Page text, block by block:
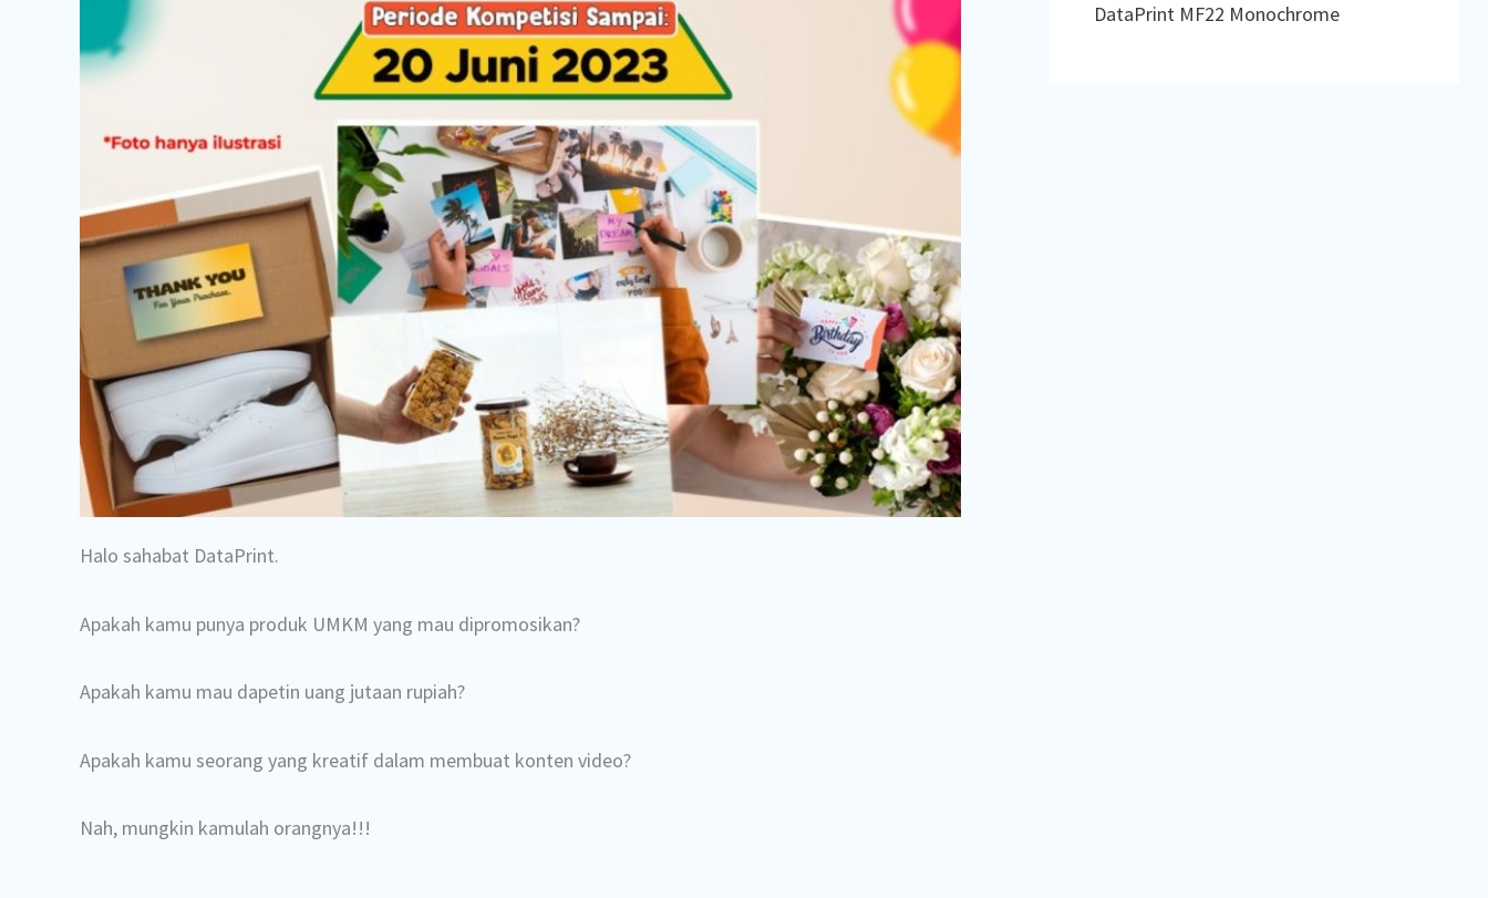
Halo sahabat DataPrint.
Apakah kamu punya produk UMKM yang mau dipromosikan?
Apakah kamu mau dapetin uang jutaan rupiah?
Apakah kamu seorang yang kreatif dalam membuat konten video?
Nah, mungkin kamulah orangnya!!!
DataPrint MF22 Monochrome